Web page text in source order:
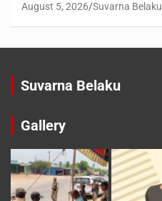
August 5, 2026 Suvarna Belaku
Suvarna Belaku
Gallery